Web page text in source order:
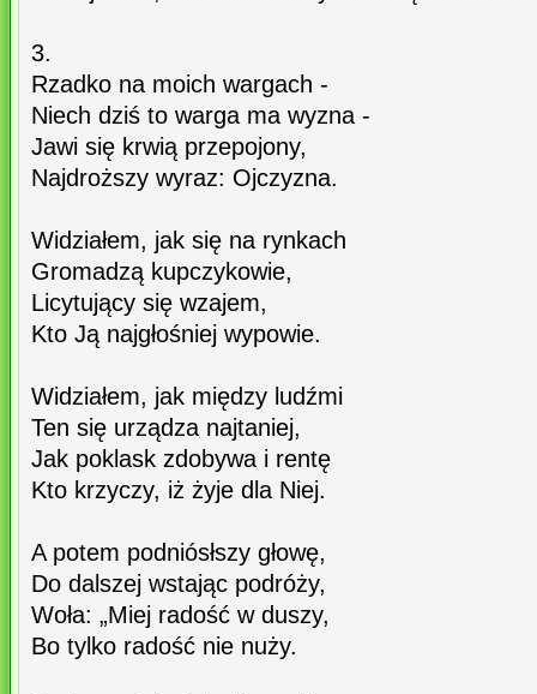
3.
Rzadko na moich wargach -
Niech dziś to warga ma wyzna -
Jawi się krwią przepojony,
Najdroższy wyraz: Ojczyzna.
Widziałem, jak się na rynkach
Gromadzą kupczykowie,
Licytujący się wzajem,
Kto Ją najgłośniej wypowie.
Widziałem, jak między ludźmi
Ten się urządza najtaniej,
Jak poklask zdobywa i rentę
Kto krzyczy, iż żyje dla Niej.
A potem podniósłszy głowę,
Do dalszej wstając podróży,
Woła: „Miej radość w duszy,
Bo tylko radość nie nuży.